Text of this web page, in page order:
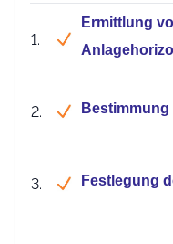
1.
Ermittlung
2.
3. Festlegung